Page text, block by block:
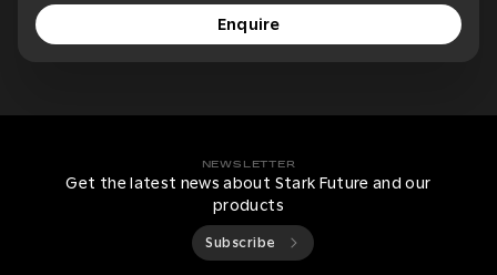
Enquire
NEWSLETTER
Get the latest news about Stark Future and our
products
Subscribe